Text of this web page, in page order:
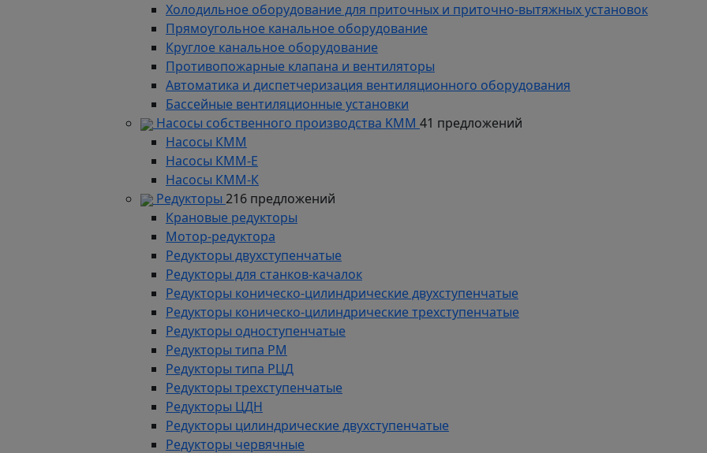
Холодильное оборудование для приточных и приточно-вытяжных установок
Прямоугольное канальное оборудование
Круглое канальное оборудование
Противопожарные клапана и вентиляторы
Автоматика и диспетчеризация вентиляционного оборудования
Бассейные вентиляционные установки
Насосы собственного производства KMM 41 предложений
Насосы КММ
Насосы КММ-Е
Насосы КММ-К
Редукторы 216 предложений
Крановые редукторы
Мотор-редуктора
Редукторы двухступенчатые
Редукторы для станков-качалок
Редукторы коническо-цилиндрические двухступенчатые
Редукторы коническо-цилиндрические трехступенчатые
Редукторы одноступенчатые
Редукторы типа РМ
Редукторы типа РЦД
Редукторы трехступенчатые
Редукторы ЦДН
Редукторы цилиндрические двухступенчатые
Редукторы червячные